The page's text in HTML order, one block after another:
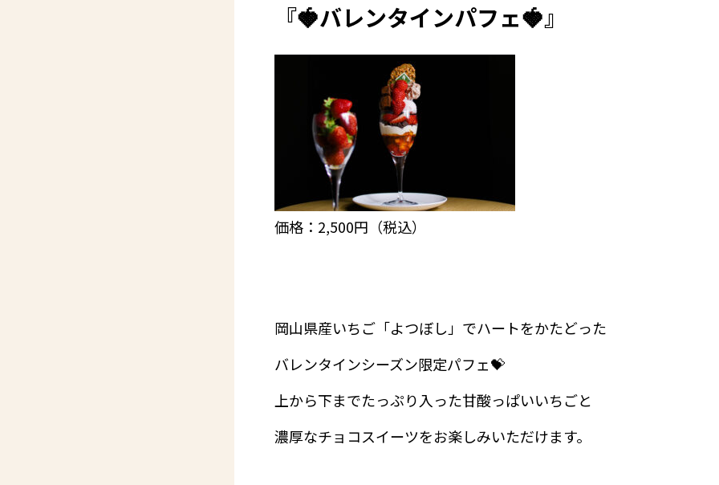
『🍓バレンタインパフェ🍓』
価格：2,500円（税込）
岡山県産いちご「よつぼし」でハートをかたどった
バレンタインシーズン限定パフェ💝
上から下までたっぷり入った甘酸っぱいいちごと
濃厚なチョコスイーツをお楽しみいただけます。